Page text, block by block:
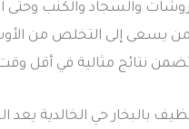
والسجاد والكنب وحتى
من يسعى إلى التخلص من
تضمن نتائج مثالية في أقل
بالبخار حي الخالدية يعد